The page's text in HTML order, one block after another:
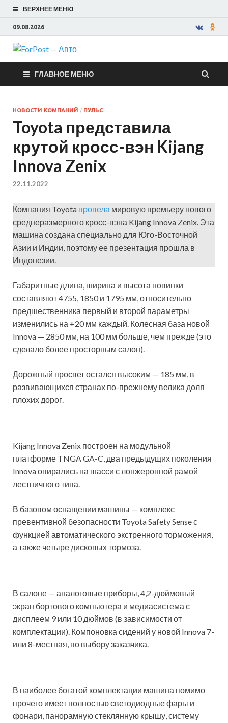
ВЕРХНЕЕ МЕНЮ
09.08.2026
ForPost —
Авто
ГЛАВНОЕ МЕНЮ
НОВОСТИ КОМПАНИЙ / ПУЛЬС
Toyota представила
крутой кросс-вэн Kijang
Innova Zenix
22.11.2022
Компания Toyota провела мировую премьеру нового
среднеразмерного кросс-вэна Kijang Innova Zenix. Эта
машина создана специально для Юго-Восточной
Азии и Индии, поэтому ее презентация прошла в
Индонезии.
Габаритные длина, ширина и высота новинки
составляют 4755, 1850 и 1795 мм, относительно
предшественника первый и второй параметры
изменились на +20 мм каждый. Колесная база новой
Innova — 2850 мм, на 100 мм больше, чем прежде (это
сделало более просторным салон).
Дорожный просвет остался высоким — 185 мм, в
развивающихся странах по-прежнему велика доля
плохих дорог.
Kijang Innova Zenix построен на модульной
платформе TNGA GA-C, два предыдущих поколения
Innova опирались на шасси с лонжеронной рамой
лестничного типа.
В базовом оснащении машины — комплекс
превентивной безопасности Toyota Safety Sense с
функцией автоматического экстренного торможения,
а также четыре дисковых тормоза.
В салоне — аналоговые приборы, 4,2-дюймовый
экран бортового компьютера и медиасистема с
дисплеем 9 или 10 дюймов (в зависимости от
комплектации). Компоновка сидений у новой Innova 7-
или 8-местная, по выбору заказчика.
В наиболее богатой комплектации машина помимо
прочего имеет полностью светодиодные фары и
фонари, панорамную стеклянную крышу, систему